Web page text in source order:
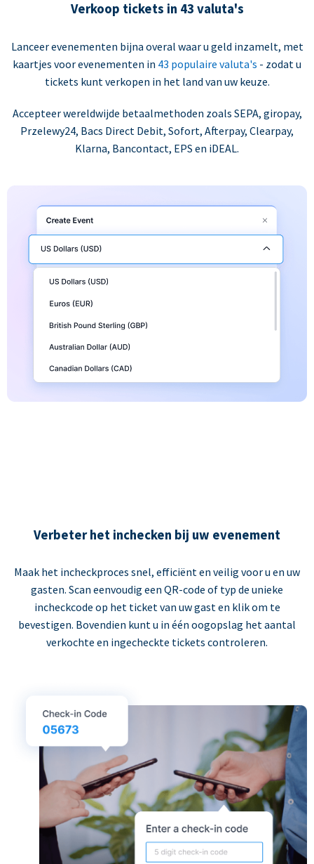
Verkoop tickets in 43 valuta's
Lanceer evenementen bijna overal waar u geld inzamelt, met
kaartjes voor evenementen in 43 populaire valuta's - zodat u
tickets kunt verkopen in het land van uw keuze.
Accepteer wereldwijde betaalmethoden zoals SEPA, giropay,
Przelewy24, Bacs Direct Debit, Sofort, Afterpay, Clearpay,
Klarna, Bancontact, EPS en iDEAL.
Verbeter het inchecken bij uw evenement
Maak het incheckproces snel, efficiënt en veilig voor u en uw
gasten. Scan eenvoudig een QR-code of typ de unieke
incheckcode op het ticket van uw gast en klik om te
bevestigen. Bovendien kunt u in één oogopslag het aantal
verkochte en ingecheckte tickets controleren.